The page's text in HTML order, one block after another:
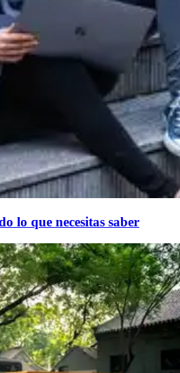
lo que necesitas saber